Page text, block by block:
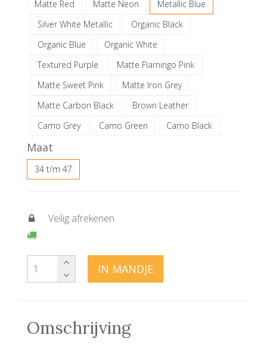
Matte Red Matte Neon
Metallic Blue
Silver White Metallic
Organic Black
Organic Blue
Organic White
Textured Purple
Matte Flamingo Pink
Matte Sweet Pink
Matte Iron Grey
Matte Carbon Black
Brown Leather
Camo Grey
Camo Green Camo Black
Maat
34 t/m 47
Veilig afrekenen
IN MANDJE
Omschrijving